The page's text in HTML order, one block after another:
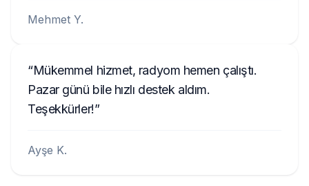
Mehmet Y.
Mükemmel hizmet, radyom hemen çalıştı.
Pazar günü bile hızlı destek aldım.
Teşekkürler!
Ayşe K.